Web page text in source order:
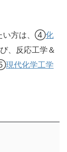
い方は、④化
、反応工学＆
現代化学工学